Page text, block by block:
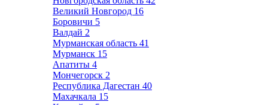
Великий Новгород 16
Боровичи 5
Валдай 2
Мурманская область 41
Мурманск 15
Апатиты 4
Мончегорск 2
Республика Дагестан 40
Махачкала 15